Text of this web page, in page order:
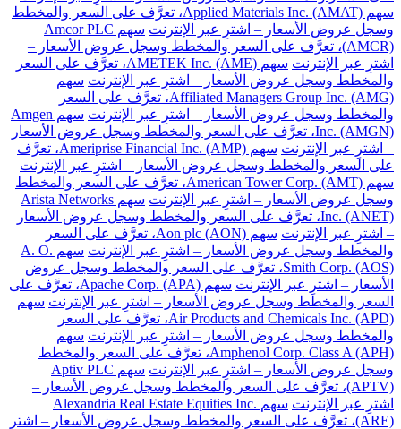
سهم Applied Materials Inc. (AMAT)، تعرَّف على السعر والمخطط
وسجل عروض الأسعار – اشترِ عبر الإنترنت
سهم Amcor PLC
(AMCR)، تعرَّف على السعر والمخطط وسجل عروض الأسعار –
اشترِ عبر الإنترنت
سهم AMETEK Inc. (AME)، تعرَّف على السعر
والمخطط وسجل عروض الأسعار – اشترِ عبر الإنترنت سهم
Affiliated Managers Group Inc. (AMG)، تعرَّف على السعر
والمخطط وسجل عروض الأسعار – اشترِ عبر الإنترنت
سهم Amgen
Inc. (AMGN)، تعرَّف على السعر والمخطط وسجل عروض الأسعار
– اشترِ عبر الإنترنت
سهم Ameriprise Financial Inc. (AMP)، تعرَّف
على السعر والمخطط وسجل عروض الأسعار – اشترِ عبر الإنترنت
سهم American Tower Corp. (AMT)، تعرَّف على السعر والمخطط
وسجل عروض الأسعار – اشترِ عبر الإنترنت
سهم Arista Networks
Inc. (ANET)، تعرَّف على السعر والمخطط وسجل عروض الأسعار
– اشترِ عبر الإنترنت
سهم Aon plc (AON)، تعرَّف على السعر
والمخطط وسجل عروض الأسعار – اشترِ عبر الإنترنت
سهم A. O.
Smith Corp. (AOS)، تعرَّف على السعر والمخطط وسجل عروض
الأسعار – اشترِ عبر الإنترنت
سهم Apache Corp. (APA)، تعرَّف على
السعر والمخطط وسجل عروض الأسعار – اشترِ عبر الإنترنت سهم
Air Products and Chemicals Inc. (APD)، تعرَّف على السعر
والمخطط وسجل عروض الأسعار – اشترِ عبر الإنترنت سهم
Amphenol Corp. Class A (APH)، تعرَّف على السعر والمخطط
وسجل عروض الأسعار – اشترِ عبر الإنترنت
سهم Aptiv PLC
(APTV)، تعرَّف على السعر والمخطط وسجل عروض الأسعار –
اشترِ عبر الإنترنت
سهم Alexandria Real Estate Equities Inc.
(ARE)، تعرَّف على السعر والمخطط وسجل عروض الأسعار – اشترِ